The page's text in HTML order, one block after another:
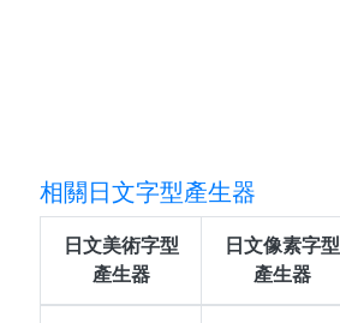
相關日文字型產生器
日文美術字型
產生器
日文像素字型
產生器